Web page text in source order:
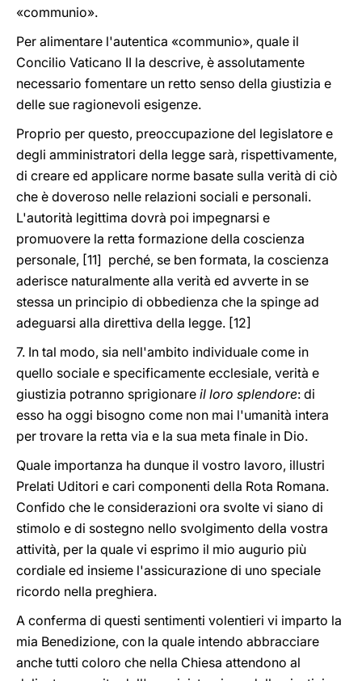
«communio».
Per alimentare l'autentica «communio», quale il
Concilio Vaticano II la descrive, è assolutamente
necessario fomentare un retto senso della giustizia e
delle sue ragionevoli esigenze.
Proprio per questo, preoccupazione del legislatore e
degli amministratori della legge sarà, rispettivamente,
di creare ed applicare norme basate sulla verità di ciò
che è doveroso nelle relazioni sociali e personali.
L'autorità legittima dovrà poi impegnarsi e
promuovere la retta formazione della coscienza
personale, [11] perché, se ben formata, la coscienza
aderisce naturalmente alla verità ed avverte in se
stessa un principio di obbedienza che la spinge ad
adeguarsi alla direttiva della legge. [12]
7. In tal modo, sia nell'ambito individuale come in
quello sociale e specificamente ecclesiale, verità e
giustizia potranno sprigionare il loro splendore: di
esso ha oggi bisogno come non mai l'umanità intera
per trovare la retta via e la sua meta finale in Dio.
Quale importanza ha dunque il vostro lavoro, illustri
Prelati Uditori e cari componenti della Rota Romana.
Confido che le considerazioni ora svolte vi siano di
stimolo e di sostegno nello svolgimento della vostra
attività, per la quale vi esprimo il mio augurio più
cordiale ed insieme l'assicurazione di uno speciale
ricordo nella preghiera.
A conferma di questi sentimenti volentieri vi imparto la
mia Benedizione, con la quale intendo abbracciare
anche tutti coloro che nella Chiesa attendono al